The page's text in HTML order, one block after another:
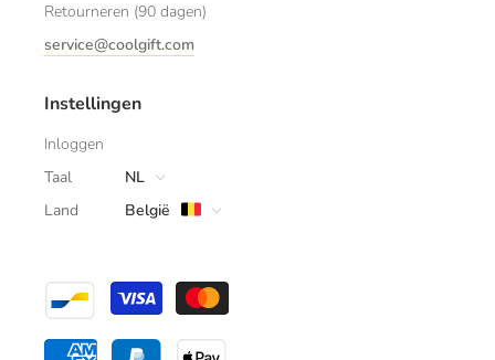
Retourneren (90 dagen)
service@coolgift.com
Instellingen
Inloggen
Taal
NL
Land
België